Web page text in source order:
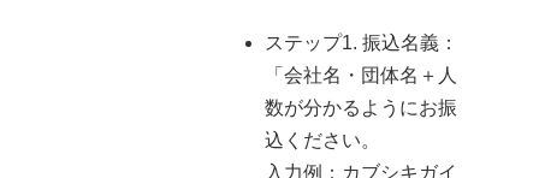
ステップ1. 振込名義：
「会社名・団体名＋人
数が分かるようにお振
込ください。
入力例：カブシキガイ